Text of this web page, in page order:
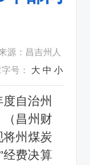
源：昌吉州人
号： 大 中 小
自治州
（昌州财
将州煤炭
经费决算